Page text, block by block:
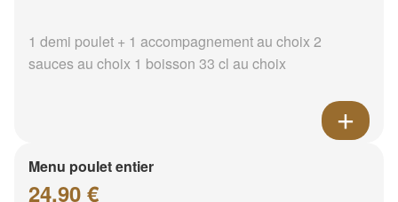
1 demi poulet + 1 accompagnement au choix 2
sauces au choix 1 boisson 33 cl au choix
Menu poulet entier
24.90 €